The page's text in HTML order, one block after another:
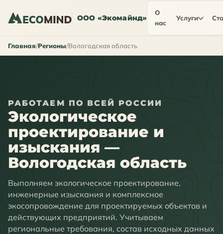
ООО «Экомайнд»
О
нас
Услуги
Главная Регионы Вологодская область
РАБОТАЕМ ПО ВСЕЙ РОССИИ
Экологическое
проектирование и
изыскания —
Вологодская область
Выполняем экологическое проектирование,
инженерные изыскания и комплексное
экосопровождение для проектируемых объектов и
действующих предприятий. Учитываем
региональные требования, состав исходных данных